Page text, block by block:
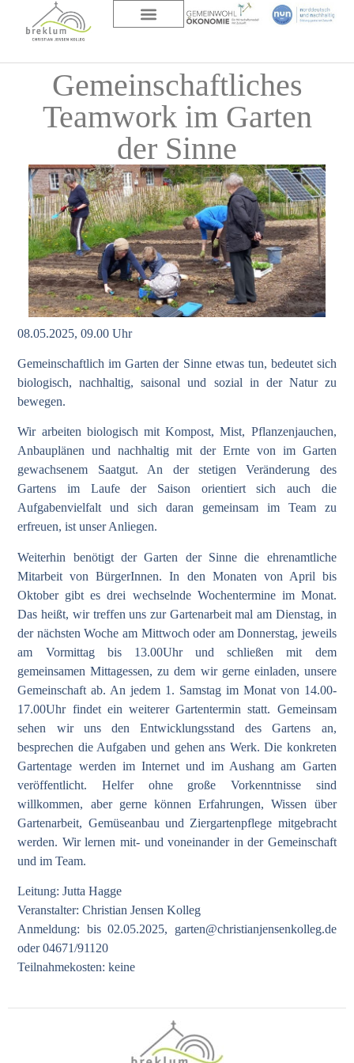
Gemeinschaftliches
Teamwork im Garten
der Sinne
08.05.2025, 09.00 Uhr
Gemeinschaftlich im Garten der Sinne etwas tun, bedeutet sich
biologisch, nachhaltig, saisonal und sozial in der Natur zu
bewegen.
Wir arbeiten biologisch mit Kompost, Mist, Pflanzenjauchen,
Anbauplänen und nachhaltig mit der Ernte von im Garten
gewachsenem Saatgut. An der stetigen Veränderung des
Gartens im Laufe der Saison orientiert sich auch die
Aufgabenvielfalt und sich daran gemeinsam im Team zu
erfreuen, ist unser Anliegen.
Weiterhin benötigt der Garten der Sinne die ehrenamtliche
Mitarbeit von BürgerInnen. In den Monaten von April bis
Oktober gibt es drei wechselnde Wochentermine im Monat.
Das heißt, wir treffen uns zur Gartenarbeit mal am Dienstag, in
der nächsten Woche am Mittwoch oder am Donnerstag, jeweils
am Vormittag bis 13.00Uhr und schließen mit dem
gemeinsamen Mittagessen, zu dem wir gerne einladen, unsere
Gemeinschaft ab. An jedem 1. Samstag im Monat von 14.00-
17.00Uhr findet ein weiterer Gartentermin statt. Gemeinsam
sehen wir uns den Entwicklungsstand des Gartens an,
besprechen die Aufgaben und gehen ans Werk. Die konkreten
Gartentage werden im Internet und im Aushang am Garten
veröffentlicht. Helfer ohne große Vorkenntnisse sind
willkommen, aber gerne können Erfahrungen, Wissen über
Gartenarbeit, Gemüseanbau und Ziergartenpflege mitgebracht
werden. Wir lernen mit- und voneinander in der Gemeinschaft
und im Team.
Leitung: Jutta Hagge
Veranstalter: Christian Jensen Kolleg
Anmeldung: bis 02.05.2025, garten@christianjensenkolleg.de
oder 04671/91120
Teilnahmekosten: keine